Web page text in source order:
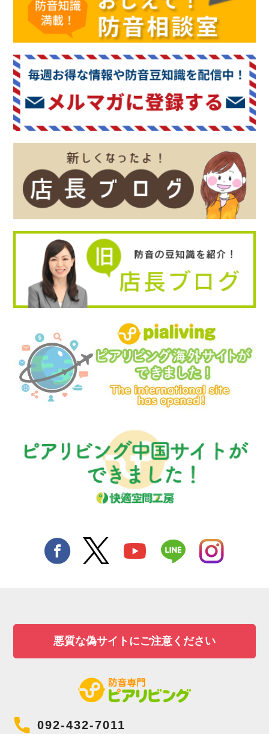
悪質な偽サイトにご注意ください
092-432-7011